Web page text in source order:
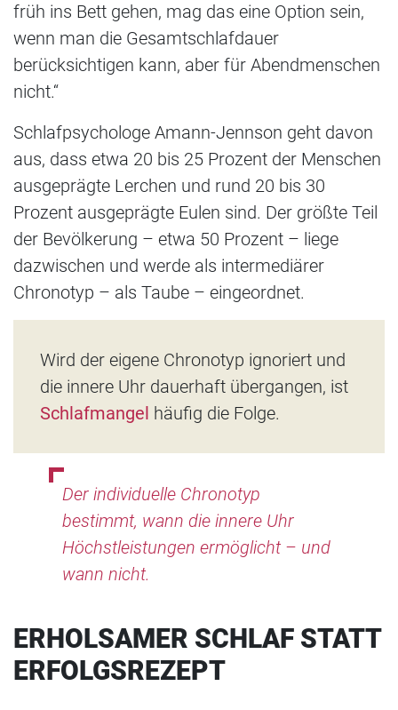
früh ins Bett gehen, mag das eine Option sein,
wenn man die Gesamtschlafdauer
berücksichtigen kann, aber für Abendmenschen
nicht.“
Schlafpsychologe Amann-Jennson geht davon
aus, dass etwa 20 bis 25 Prozent der Menschen
ausgeprägte Lerchen und rund 20 bis 30
Prozent ausgeprägte Eulen sind. Der größte Teil
der Bevölkerung – etwa 50 Prozent – liege
dazwischen und werde als intermediärer
Chronotyp – als Taube – eingeordnet.
Wird der eigene Chronotyp ignoriert und
die innere Uhr dauerhaft übergangen, ist
Schlafmangel häufig die Folge.
Der individuelle Chronotyp
bestimmt, wann die innere Uhr
Höchstleistungen ermöglicht – und
wann nicht.
ERHOLSAMER SCHLAF STATT
ERFOLGSREZEPT